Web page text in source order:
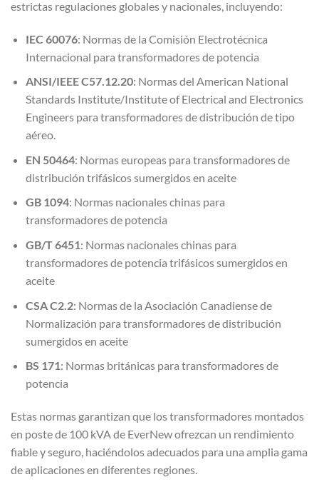
estrictas regulaciones globales y nacionales, incluyendo:
IEC 60076: Normas de la Comisión Electrotécnica
Internacional para transformadores de potencia
ANSI/IEEE C57.12.20: Normas del American National
Standards Institute/Institute of Electrical and Electronics
Engineers para transformadores de distribución de tipo
aéreo.
EN 50464: Normas europeas para transformadores de
distribución trifásicos sumergidos en aceite
GB 1094: Normas nacionales chinas para
transformadores de potencia
GB/T 6451: Normas nacionales chinas para
transformadores de potencia trifásicos sumergidos en
aceite
CSA C2.2: Normas de la Asociación Canadiense de
Normalización para transformadores de distribución
sumergidos en aceite
BS 171: Normas británicas para transformadores de
potencia
Estas normas garantizan que los transformadores montados
en poste de 100 kVA de EverNew ofrezcan un rendimiento
fiable y seguro, haciéndolos adecuados para una amplia gama
de aplicaciones en diferentes regiones.